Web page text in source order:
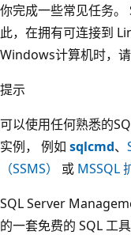
你完成一些常见任务
此，在拥有可连接到
Windows计算机时，请
提示
可以使用任何熟悉的
实例， 例如 sqlcmd、
（SSMS）
或 MSSQL
SQL Server
的一套免费的 SQL 工